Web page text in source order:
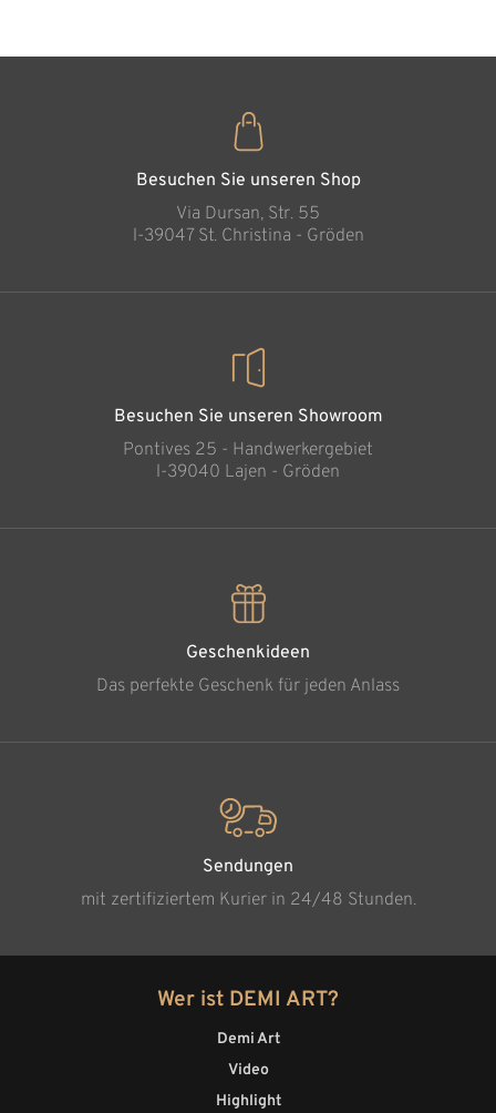
Geborgenheit des
Besuchen Sie unseren Shop
Via Dursan, Str. 55
l-39047 St. Christina - Gröden
Besuchen Sie unseren Showroom
Pontives 25 - Handwerkergebiet
l-39040 Lajen - Gröden
Geschenkideen
Das perfekte Geschenk für jeden Anlass
Sendungen
mit zertifiziertem Kurier in 24/48 Stunden.
Wer ist DEMI ART?
Demi Art
Video
Highlight